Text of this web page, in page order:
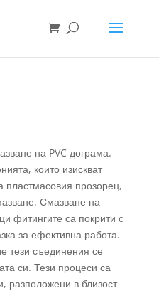
на PVC дограма.
които изискват
пластмасовия прозорец,
Смазване на
фитингите са покрити с
за ефективна работа.
тези съединения се
си. Тези процеси са
разположени в близост